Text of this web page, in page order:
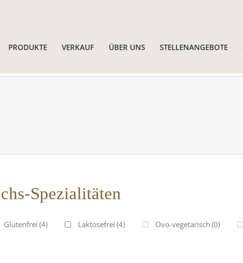
PRODUKTE VERKAUF ÜBER UNS STELLENANGEBOTE
Spezialitäten
Glutenfrei (4) Laktosefrei (4) Ovo-vegetarisch (0)